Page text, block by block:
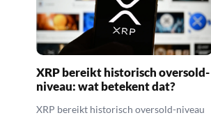
XRP bereikt historisch oversold-
niveau: wat betekent dat?
XRP bereikt historisch oversold-niveau